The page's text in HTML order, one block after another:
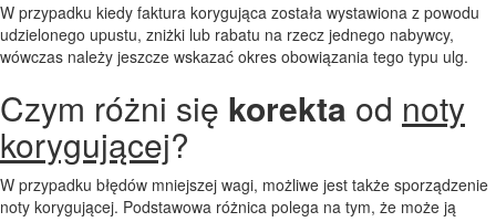
W przypadku kiedy faktura korygująca została wystawiona z powodu
udzielonego upustu, zniżki lub rabatu na rzecz jednego nabywcy,
wówczas należy jeszcze wskazać okres obowiązania tego typu ulg.
Czym różni się korekta od noty
korygującej?
W przypadku błędów mniejszej wagi, możliwe jest także sporządzenie
noty korygującej. Podstawowa różnica polega na tym, że może ją